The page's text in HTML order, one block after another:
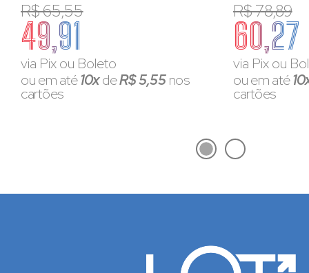
R$ 65,55
49,91
via Pix ou Boleto
ou em até10xdeR$ 5,55nos
cartões
R$ 78,89
60,27
via Pix ou
ou em até
cartões